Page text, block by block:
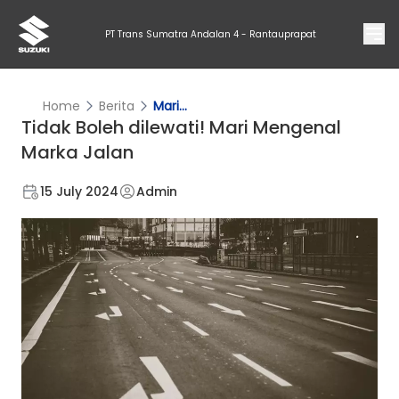
PT Trans Sumatra Andalan 4 - Rantauprapat
Home Berita Mari...
Tidak Boleh dilewati! Mari Mengenal
Marka Jalan
15 July 2024 Admin